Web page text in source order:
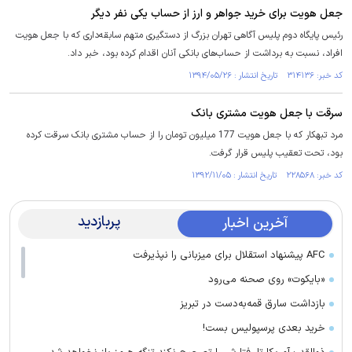
جعل هویت برای خرید جواهر و ارز از حساب یکی‌ نفر دیگر
رئیس پایگاه دوم پلیس آگاهی تهران بزرگ از دستگیری متهم سابقه‌داری که با جعل هویت
افراد، نسبت به برداشت از حساب‌های بانکی آنان اقدام کرده بود، خبر داد.
کد خبر: ۳۱۴۱۳۶ تاریخ انتشار : ۱۳۹۴/۰۵/۲۶
سرقت با جعل هویت مشتری بانک
مرد تبهکار که با جعل هویت 177 میلیون تومان را از حساب مشتری بانک سرقت کرده
بود، تحت تعقیب پلیس قرار گرفت.
کد خبر: ۲۲۸۵۶۸ تاریخ انتشار : ۱۳۹۲/۱۱/۰۵
آخرین اخبار پربازدید
AFC پیشنهاد استقلال برای میزبانی را نپذیرفت
«بایکوت» روی صحنه می‌رود
بازداشت سارق قمه‌به‌دست در تبریز
خرید بعدی پرسپولیس بست!